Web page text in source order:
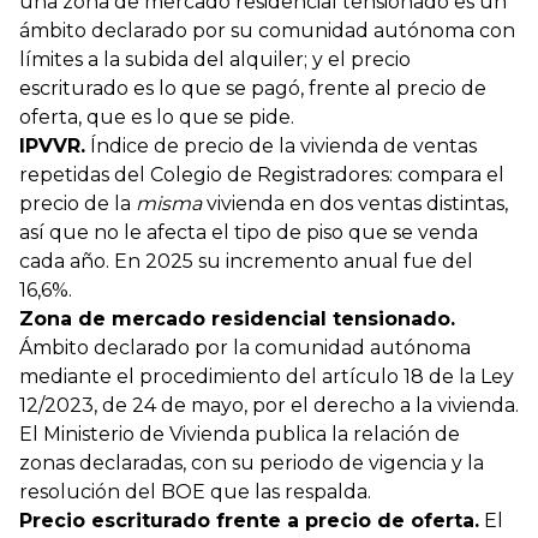
ámbito declarado por su comunidad autónoma con
límites a la subida del alquiler; y el precio
escriturado es lo que se pagó, frente al precio de
oferta, que es lo que se pide.
IPVVR. Índice de precio de la vivienda de ventas
repetidas del Colegio de Registradores: compara el
precio de la mismavivienda en dos ventas distintas,
así que no le afecta el tipo de piso que se venda
cada año. En 2025 su incremento anual fue del
16,6%.
Zona de mercado residencial tensionado.
Ámbito declarado por la comunidad autónoma
mediante el procedimiento del artículo 18 de la Ley
12/2023, de 24 de mayo, por el derecho a la vivienda.
El Ministerio de Vivienda publica la relación de
zonas declaradas, con su periodo de vigencia y la
resolución del BOE que las respalda.
Precio escriturado frente a precio de oferta. El